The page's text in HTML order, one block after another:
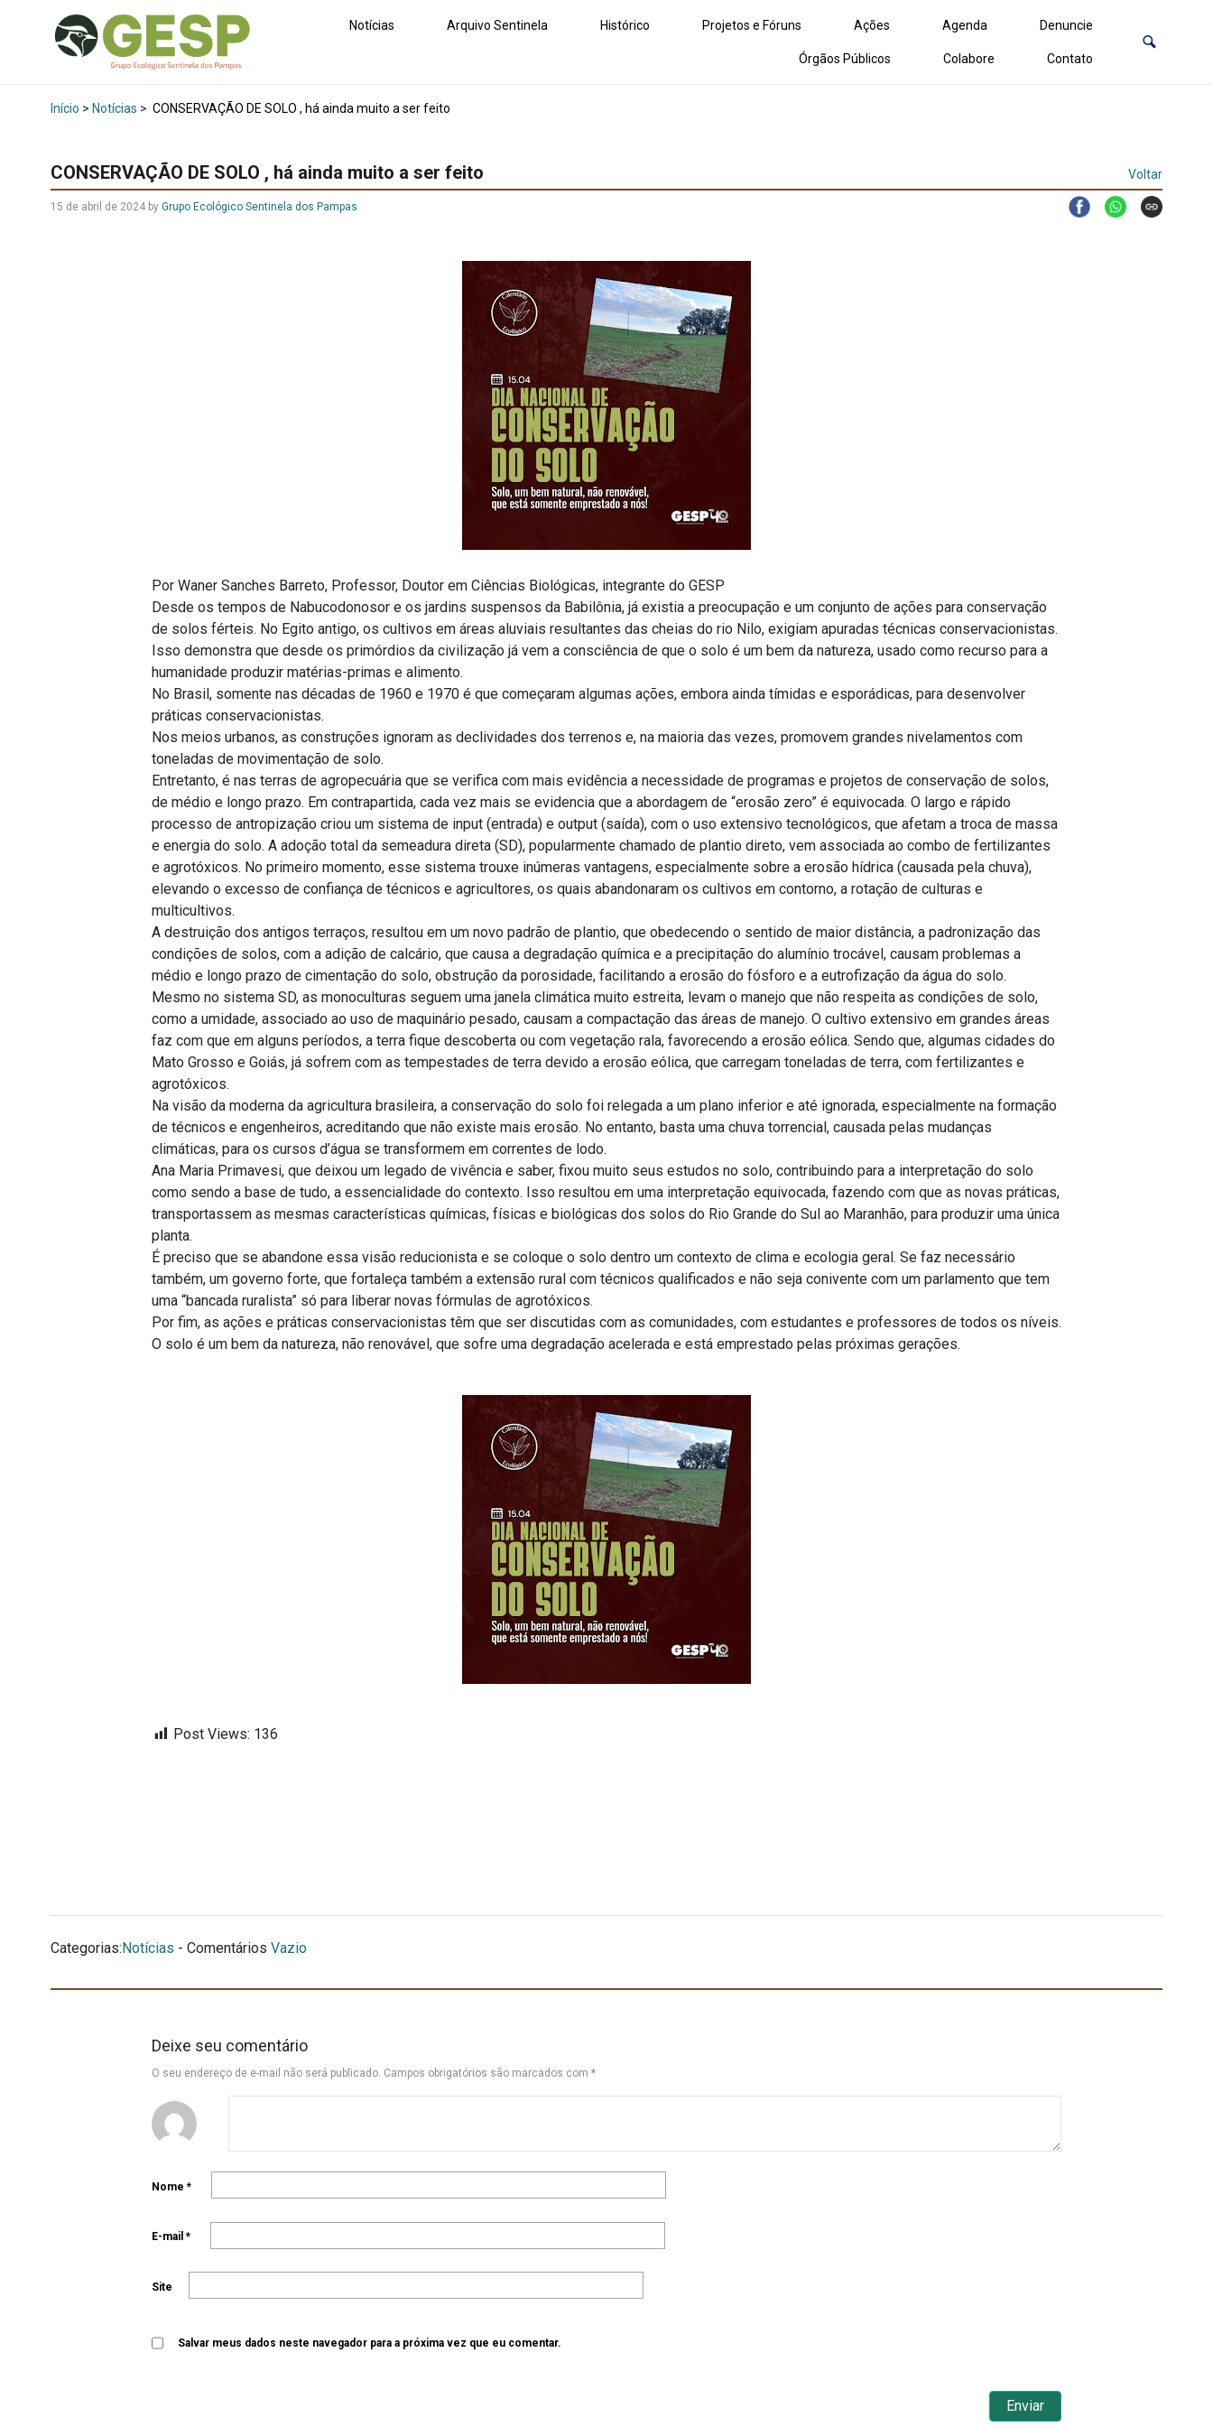
Notícias Arquivo Sentinela Histórico Projetos e Fóruns Ações Agenda Denuncie
Órgãos Públicos Colabore Contato
Início > Notícias > CONSERVAÇÃO DE SOLO , há ainda muito a ser feito
CONSERVAÇÃO DE SOLO , há ainda muito a ser feito Voltar
15 de abril de 2024 by Grupo Ecológico Sentinela dos Pampas
Por Waner Sanches Barreto, Professor, Doutor em Ciências Biológicas, integrante do GESP
Desde os tempos de Nabucodonosor e os jardins suspensos da Babilônia, já existia a preocupação e um conjunto de ações para conservação
de solos férteis. No Egito antigo, os cultivos em áreas aluviais resultantes das cheias do rio Nilo, exigiam apuradas técnicas conservacionistas.
Isso demonstra que desde os primórdios da civilização já vem a consciência de que o solo é um bem da natureza, usado como recurso para a
humanidade produzir matérias-primas e alimento.
No Brasil, somente nas décadas de 1960 e 1970 é que começaram algumas ações, embora ainda tímidas e esporádicas, para desenvolver
práticas conservacionistas.
Nos meios urbanos, as construções ignoram as declividades dos terrenos e, na maioria das vezes, promovem grandes nivelamentos com
toneladas de movimentação de solo.
Entretanto, é nas terras de agropecuária que se verifica com mais evidência a necessidade de programas e projetos de conservação de solos,
de médio e longo prazo. Em contrapartida, cada vez mais se evidencia que a abordagem de “erosão zero” é equivocada. O largo e rápido
processo de antropização criou um sistema de input (entrada) e output (saída), com o uso extensivo tecnológicos, que afetam a troca de massa
e energia do solo. A adoção total da semeadura direta (SD), popularmente chamado de plantio direto, vem associada ao combo de fertilizantes
e agrotóxicos. No primeiro momento, esse sistema trouxe inúmeras vantagens, especialmente sobre a erosão hídrica (causada pela chuva),
elevando o excesso de confiança de técnicos e agricultores, os quais abandonaram os cultivos em contorno, a rotação de culturas e
multicultivos.
A destruição dos antigos terraços, resultou em um novo padrão de plantio, que obedecendo o sentido de maior distância, a padronização das
condições de solos, com a adição de calcário, que causa a degradação química e a precipitação do alumínio trocável, causam problemas a
médio e longo prazo de cimentação do solo, obstrução da porosidade, facilitando a erosão do fósforo e a eutrofização da água do solo.
Mesmo no sistema SD, as monoculturas seguem uma janela climática muito estreita, levam o manejo que não respeita as condições de solo,
como a umidade, associado ao uso de maquinário pesado, causam a compactação das áreas de manejo. O cultivo extensivo em grandes áreas
faz com que em alguns períodos, a terra fique descoberta ou com vegetação rala, favorecendo a erosão eólica. Sendo que, algumas cidades do
Mato Grosso e Goiás, já sofrem com as tempestades de terra devido a erosão eólica, que carregam toneladas de terra, com fertilizantes e
agrotóxicos.
Na visão da moderna da agricultura brasileira, a conservação do solo foi relegada a um plano inferior e até ignorada, especialmente na formação
de técnicos e engenheiros, acreditando que não existe mais erosão. No entanto, basta uma chuva torrencial, causada pelas mudanças
climáticas, para os cursos d’água se transformem em correntes de lodo.
Ana Maria Primavesi, que deixou um legado de vivência e saber, fixou muito seus estudos no solo, contribuindo para a interpretação do solo
como sendo a base de tudo, a essencialidade do contexto. Isso resultou em uma interpretação equivocada, fazendo com que as novas práticas,
transportassem as mesmas características químicas, físicas e biológicas dos solos do Rio Grande do Sul ao Maranhão, para produzir uma única
planta.
É preciso que se abandone essa visão reducionista e se coloque o solo dentro um contexto de clima e ecologia geral. Se faz necessário
também, um governo forte, que fortaleça também a extensão rural com técnicos qualificados e não seja conivente com um parlamento que tem
uma “bancada ruralista” só para liberar novas fórmulas de agrotóxicos.
Por fim, as ações e práticas conservacionistas têm que ser discutidas com as comunidades, com estudantes e professores de todos os níveis.
O solo é um bem da natureza, não renovável, que sofre uma degradação acelerada e está emprestado pelas próximas gerações.
Post Views: 136
Categorias: Notícias - Comentários Vazio
Deixe seu comentário
O seu endereço de e-mail não será publicado. Campos obrigatórios são marcados com *
Nome *
E-mail *
Site
Salvar meus dados neste navegador para a próxima vez que eu comentar.